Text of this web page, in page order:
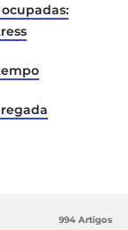
994 Artigos